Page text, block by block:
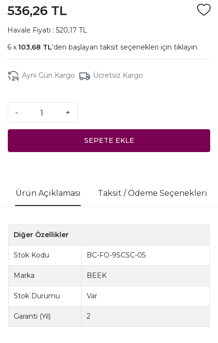
536,26 TL
Havale Fiyatı : 520,17 TL
103,68 TL'den başlayan taksit seçenekleri için tıklayın.
Aynı Gün Kargo Ücretsiz Kargo
- +
SEPETE EKLE
Ürün Açıklaması Taksit / Ödeme Seçenekleri
Diğer Özellikler
Stok Kodu BC-FO-9SCSC-05
Marka BEEK
Stok Durumu Var
Garanti (Yıl) 2